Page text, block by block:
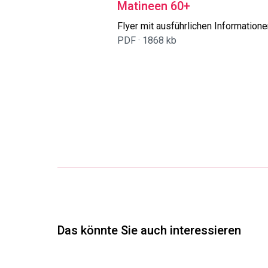
Matineen 60+
Flyer mit ausführlichen
PDF · 1868 kb
Das könnte Sie auch interessieren